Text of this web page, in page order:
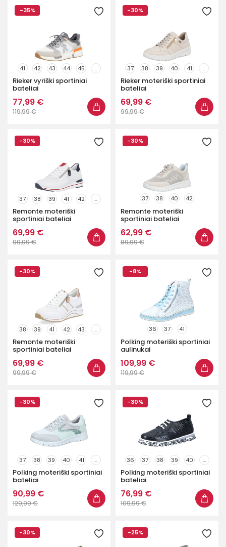
-35%
41 42 43 44 45 ...
Rieker vyriški sportiniai
bateliai
77,99 €
119,99 €
-30%
37 38 39 40 41 ...
Rieker moteriški sportiniai
bateliai
69,99 €
99,99 €
-30%
37 38 39 41 42 ...
Remonte moteriški
sportiniai bateliai
69,99 €
99,99 €
-30%
37 38 40 42
Remonte moteriški
sportiniai bateliai
62,99 €
89,99 €
-30%
38 39 41 42 43 ...
Remonte moteriški
sportiniai bateliai
69,99 €
99,99 €
-8%
36 37 41
Polking moteriški sportiniai
aulinukai
109,99 €
119,99 €
-30%
37 38 39 40 41 ...
Polking moteriški sportiniai
bateliai
90,99 €
129,99 €
-30%
36 37 38 39 40 ...
Polking moteriški sportiniai
bateliai
76,99 €
109,99 €
-30% -25%